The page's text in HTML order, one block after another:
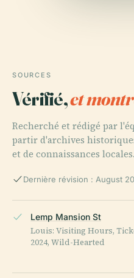
SOURCES
Vérifié,et
Recherché et rédigé par
partir d'archives
et de connaissances locales.
Dernière révision : August
Lemp Mansion St
Louis: Visiting Hours,
2024, Wild-Hearted